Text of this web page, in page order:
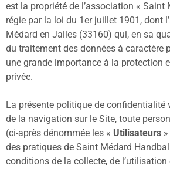
est la propriété de l’association « Saint
régie par la loi du 1er juillet 1901, dont
Médard en Jalles (33160) qui, en sa
du traitement des données à caractère
une grande importance à la protection
privée.
La présente politique de confidentialité
de la navigation sur le Site, toute
(ci-après dénommée les « Utilisateurs
des pratiques de Saint Médard
conditions de la collecte, de